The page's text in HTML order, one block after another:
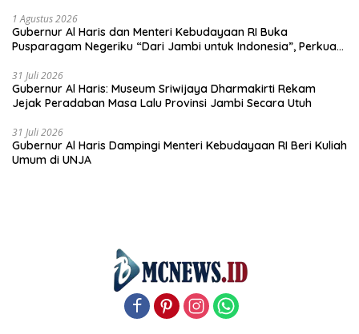
1 Agustus 2026
Gubernur Al Haris dan Menteri Kebudayaan RI Buka
Pusparagam Negeriku “Dari Jambi untuk Indonesia”, Perkuat
31 Juli 2026
Gubernur Al Haris: Museum Sriwijaya Dharmakirti Rekam
Jejak Peradaban Masa Lalu Provinsi Jambi Secara Utuh
31 Juli 2026
Gubernur Al Haris Dampingi Menteri Kebudayaan RI Beri Kuliah
Umum di UNJA